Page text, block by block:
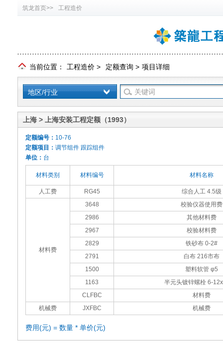
筑龙首页>> 工程造价
当前位置： 工程造价 > 定额查询 > 项目详细
地区/行业
上海 > 上海安装工程定额（1993）
定额编号： 10-76
定额项目： 调节组件 跟踪组件
单位： 台
材料类别 材料编号 材料名称
人工费 RG45 综合人工 4.5级
材料费
3648
校验仪器使用费
2986
其他材料费
2967
校验材料费
2829
铁砂布 0-2#
2791
白布 216市布
1500
塑料软管 φ5
1163
半元头镀锌螺栓 6-
CLFBC
材料费
机械费
JXFBC 机械费
费用(元) = 数量 * 单价(元)